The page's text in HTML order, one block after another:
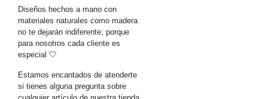
Diseños hechos a mano con
materiales naturales como madera
no te dejarán indiferente, porque
para nosotros cada cliente es
especial 🤍
Estamos encantados de atenderte
si tienes alguna pregunta sobre